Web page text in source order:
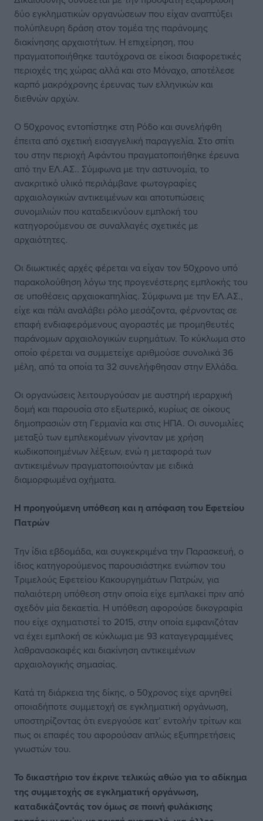
δύο εγκληματικών οργανώσεων που είχαν αναπτύξει
πολύπλευρη δράση στον τομέα της παράνομης
διακίνησης αρχαιοτήτων. Η επιχείρηση, που
πραγματοποιήθηκε ταυτόχρονα σε είκοσι διαφορετικές
περιοχές της χώρας αλλά και στο Μόναχο, αποτέλεσε
καρπό μακρόχρονης έρευνας των ελληνικών και
διεθνών αρχών.
Ο 50χρονος εντοπίστηκε στη Ρόδο και συνελήφθη
έπειτα από σχετική εισαγγελική παραγγελία. Στο σπίτι
του στην περιοχή Αφάντου πραγματοποιήθηκε έρευνα
από την ΕΛ.ΑΣ.. Σύμφωνα με την αστυνομία, το
ανακριτικό υλικό περιλάμβανε φωτογραφίες
αρχαιολογικών αντικειμένων και αποτυπώσεις
συνομιλιών που καταδεικνύουν εμπλοκή του
κατηγορούμενου σε συναλλαγές σχετικές με
αρχαιότητες.
Οι διωκτικές αρχές φέρεται να είχαν τον 50χρονο υπό
παρακολούθηση λόγω της προγενέστερης εμπλοκής του
σε υποθέσεις αρχαιοκαπηλίας. Σύμφωνα με την ΕΛ.ΑΣ.,
είχε και πάλι αναλάβει ρόλο μεσάζοντα, φέρνοντας σε
επαφή ενδιαφερόμενους αγοραστές με προμηθευτές
παράνομων αρχαιολογικών ευρημάτων. Το κύκλωμα στο
οποίο φέρεται να συμμετείχε αριθμούσε συνολικά 36
μέλη, από τα οποία τα 32 συνελήφθησαν στην Ελλάδα.
Οι οργανώσεις λειτουργούσαν με αυστηρή ιεραρχική
δομή και παρουσία στο εξωτερικό, κυρίως σε οίκους
δημοπρασιών στη Γερμανία και στις ΗΠΑ. Οι συνομιλίες
μεταξύ των εμπλεκομένων γίνονταν με χρήση
κωδικοποιημένων λέξεων, ενώ η μεταφορά των
αντικειμένων πραγματοποιούνταν με ειδικά
διαμορφωμένα οχήματα.
Η προηγούμενη υπόθεση και η απόφαση του Εφετείου
Πατρών
Την ίδια εβδομάδα, και συγκεκριμένα την Παρασκευή, ο
ίδιος κατηγορούμενος παρουσιάστηκε ενώπιον του
Τριμελούς Εφετείου Κακουργημάτων Πατρών, για
παλαιότερη υπόθεση στην οποία είχε εμπλακεί πριν από
σχεδόν μία δεκαετία. Η υπόθεση αφορούσε δικογραφία
που είχε σχηματιστεί το 2015, στην οποία εμφανιζόταν
να έχει εμπλοκή σε κύκλωμα με 93 καταγεγραμμένες
λαθρανασκαφές και διακίνηση αντικειμένων
αρχαιολογικής σημασίας.
Κατά τη διάρκεια της δίκης, ο 50χρονος είχε αρνηθεί
οποιαδήποτε συμμετοχή σε εγκληματική οργάνωση,
υποστηρίζοντας ότι ενεργούσε κατ’ εντολήν τρίτων και
πως οι επαφές του αφορούσαν απλώς εξυπηρετήσεις
γνωστών του.
Το δικαστήριο τον έκρινε τελικώς αθώο για το αδίκημα
της συμμετοχής σε εγκληματική οργάνωση,
καταδικάζοντάς τον όμως σε ποινή φυλάκισης